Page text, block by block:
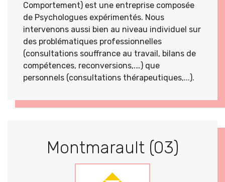
Comportement) est une entreprise composée
de Psychologues expérimentés. Nous
intervenons aussi bien au niveau individuel sur
des problématiques professionnelles
(consultations souffrance au travail, bilans de
compétences, reconversions,.…) que
personnels (consultations thérapeutiques,...).
Montmarault (03)